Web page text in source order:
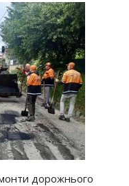
дорожнього